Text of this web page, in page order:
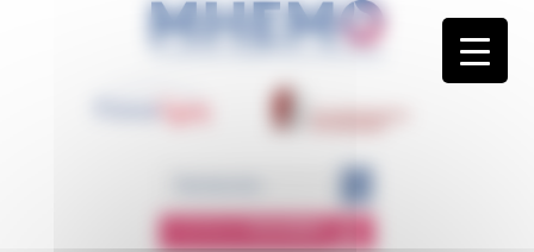
ESPACEMEMBRE
Panneau de gestion des cookies